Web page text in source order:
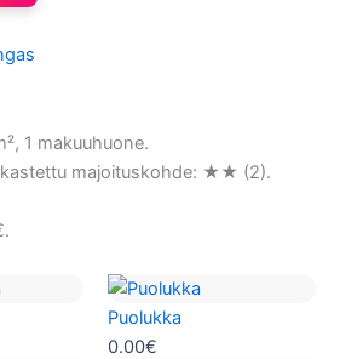
1 makuuhuone.
majoituskohde: ★★ (2).
Puolukka
0.00€